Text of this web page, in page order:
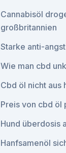
Cannabisöl
großbritannien
Starke anti-
Wie man cbd
Cbd öl nicht aus
Preis von cbd öl
Hund überdosis
Hanfsamenöl